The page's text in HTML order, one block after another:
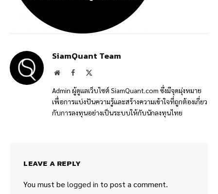
SiamQuant Team
WebsiteFacebook
Admin ผู้ดูแลเว็บไซต์ SiamQuant.com ซึ่งมีจุดมุ่งหมาย
เพื่อการแบ่งปันความรู้และสร้างความเข้าใจที่ถูกต้องเกี่ยว
กับการลงทุนอย่างเป็นระบบให้กับนักลงทุนไทย
LEAVE A REPLY
You must be logged in to post a comment.